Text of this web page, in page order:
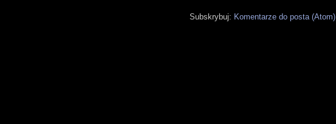
Subskrybuj: Komentarze do posta (Atom)